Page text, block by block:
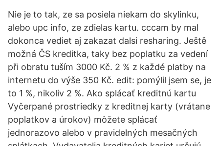
Nie je to tak, ze sa posiela niekam do skylinku,
alebo upc info, ze zdielas kartu. cccam by mal
dokonca vediet aj zakazat dalsi resharing. Ještě
možná ČS kreditka, taky bez poplatku za vedení
při obratu tuším 3000 Kč. 2 % z každé platby na
internetu do výše 350 Kč. edit: pomýlil jsem se, je
to 1 %, nikoliv 2 %. Ako splácať kreditnú kartu
Vyčerpané prostriedky z kreditnej karty (vrátane
poplatkov a úrokov) môžete splácať
jednorazovo alebo v pravidelných mesačných